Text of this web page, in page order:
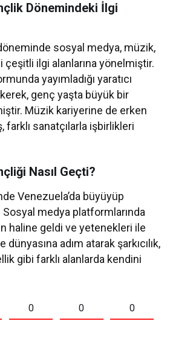
Dönemindeki İlgi
sosyal medya, müzik,
ilgi alanlarına yönelmiştir.
yayımladığı yaratıcı
genç yaşta büyük bir
Müzik kariyerine de erken
farklı sanatçılarla işbirlikleri
Nasıl Geçti?
Venezuela’da büyüyüp
Sosyal medya platformlarında
haline geldi ve yetenekleri ile
adım atarak şarkıcılık,
gibi farklı alanlarda kendini
0 0 0